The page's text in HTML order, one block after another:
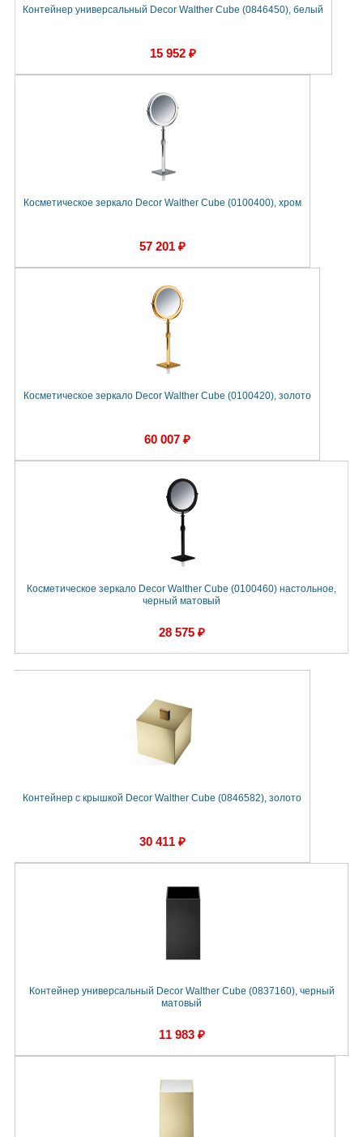
Контейнер универсальный Decor Walther Cube (0846450), белый
15 952 ₽
Косметическое зеркало Decor Walther Cube (0100400), хром
57 201 ₽
Косметическое зеркало Decor Walther Cube (0100420), золото
60 007 ₽
Косметическое зеркало Decor Walther Cube (0100460) настольное,
черный матовый
28 575 ₽
Контейнер с крышкой Decor Walther Cube (0846582), золото
30 411 ₽
Контейнер универсальный Decor Walther Cube (0837160), черный
матовый
11 983 ₽